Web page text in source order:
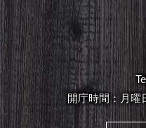
開庁時間：月曜